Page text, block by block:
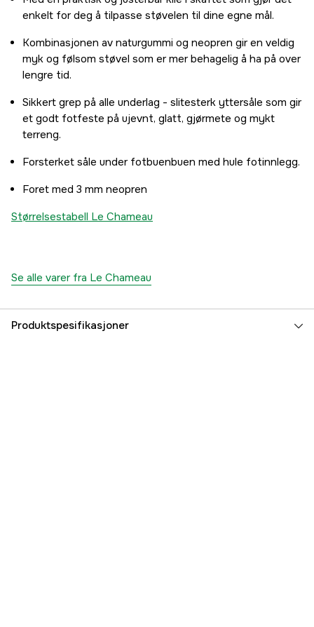
enkelt for deg å tilpasse støvelen til dine egne mål.
Kombinasjonen av naturgummi og neopren gir en veldig
myk og følsom støvel som er mer behagelig å ha på over
lengre tid.
Sikkert grep på alle underlag - slitesterk yttersåle som gir
et godt fotfeste på ujevnt, glatt, gjørmete og mykt
terreng.
Forsterket såle under fotbuenbuen med hule fotinnlegg.
Foret med 3 mm neopren
Størrelsestabell Le Chameau
Se alle varer fra Le Chameau
Produktspesifikasjoner